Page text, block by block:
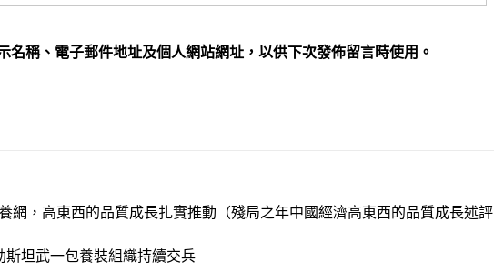
名稱、電子郵件地址及個人網站網址，以供下次發佈留言時使用。
網，高東西的品質成長扎實推動（殘局之年中國經濟高東西的品質成長述評
斯坦武一包養裝組織持續交兵